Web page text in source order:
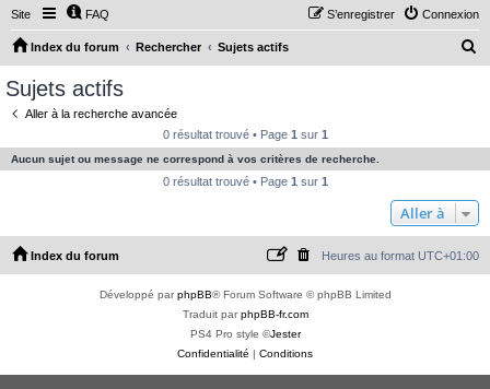
Site FAQ Connexion
S’enregistrer
Index du forum Rechercher Sujets actifs
e
c
e
Sujets actifs
Aller à la recherche avancée
0 résultat trouvé • Page 1 sur 1
Aucun sujet ou message ne correspond à vos critères de recherche.
0 résultat trouvé • Page 1 sur 1
Aller à
Index du forum Heures au format UTC+01:00
Développé parphpBB® Forum Software © phpBB Limited
Traduit parphpBB-fr.com
PS4 Pro style ©Jester
Confidentialité | Conditions